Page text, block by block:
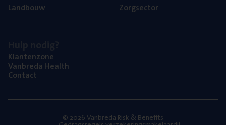
Land­bouw
Zorg­sec­tor
Klan­ten­zo­ne
Van­b­re­da Health
Con­tact
© 2026 Vanbreda Risk & Benefits